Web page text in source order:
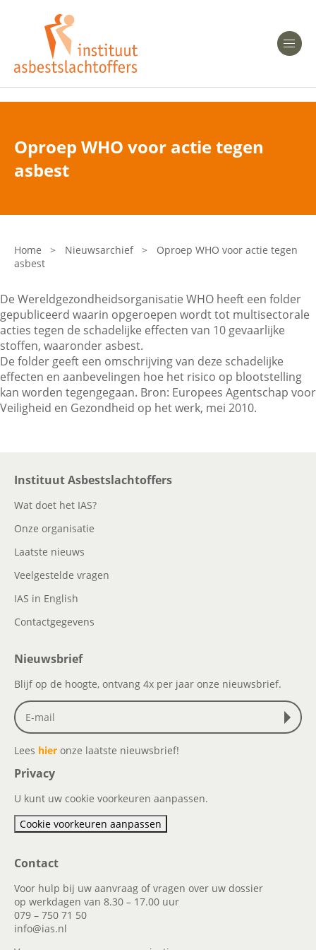
Heeft u Mesothelioom?
Heeft u Asbestose?
Bent u arts?
Asbest en Gezondheid
Laatste nieuws
Onze organisatie
Veelgestelde vragen
Contactgegevens
Zoeken
Oproep WHO voor actie tegen
asbest
Home > Nieuwsarchief >
Oproep WHO voor actie tegen
asbest
De Wereldgezondheidsorganisatie WHO heeft een folder
gepubliceerd waarin opgeroepen wordt tot multisectorale
acties tegen de schadelijke effecten van 10 gevaarlijke
stoffen, waaronder asbest.
De folder geeft een omschrijving van deze schadelijke
effecten en aanbevelingen hoe het risico op blootstelling
kan worden tegengegaan. Bron: Europees Agentschap voor
Veiligheid en Gezondheid op het werk, mei 2010.
Instituut Asbestslachtoffers
Wat doet het IAS?
Onze organisatie
Laatste nieuws
Veelgestelde vragen
IAS in English
Contactgegevens
Nieuwsbrief
Blijf op de hoogte, ontvang 4x per jaar onze nieuwsbrief.
Lees hier onze laatste nieuwsbrief!
Privacy
U kunt uw cookie voorkeuren aanpassen.
Cookie voorkeuren aanpassen
Contact
Voor hulp bij uw aanvraag of vragen over uw dossier
op werkdagen van 8.30 – 17.00 uur
079 – 750 71 50
info@ias.nl